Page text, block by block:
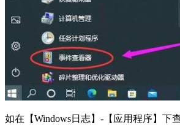
如在【Windows日志】-【应用程序】下